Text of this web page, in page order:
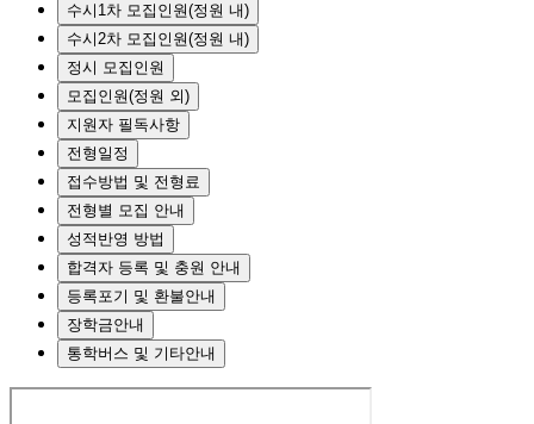
수시1차 모집인원(정원 내)
수시2차 모집인원(정원 내)
정시 모집인원
모집인원(정원 외)
지원자 필독사항
전형일정
접수방법 및 전형료
전형별 모집 안내
성적반영 방법
합격자 등록 및 충원 안내
등록포기 및 환불안내
장학금안내
통학버스 및 기타안내